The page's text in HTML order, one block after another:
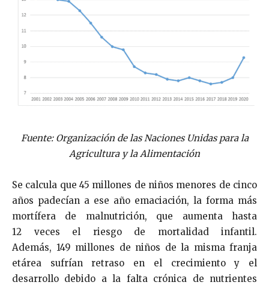
Fuente: Organización de las Naciones Unidas para la
Agricultura y la Alimentación
Se calcula que 45 millones de niños menores de cinco
años padecían a ese año emaciación, la forma más
mortífera de malnutrición, que aumenta hasta
12 veces el riesgo de mortalidad infantil.
Además, 149 millones de niños de la misma franja
etárea sufrían retraso en el crecimiento y el
desarrollo debido a la falta crónica de nutrientes